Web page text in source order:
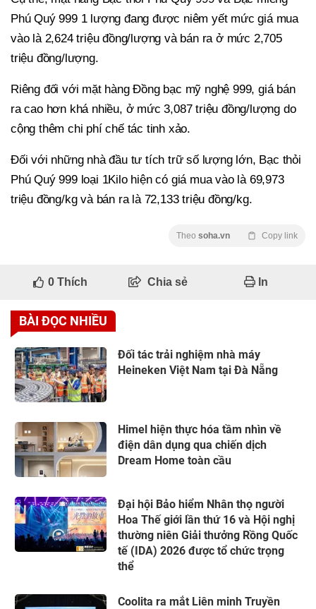
Phú Quý 999 1 lượng đang được niêm yết mức giá mua
vào là 2,624 triệu đồng/lượng và bán ra ở mức 2,705
triệu đồng/lượng.
Riêng đối với mặt hàng Đồng bạc mỹ nghệ 999, giá bán
ra cao hơn khá nhiều, ở mức 3,087 triệu đồng/lượng do
cộng thêm chi phí chế tác tinh xảo.
Đối với những nhà đầu tư tích trữ số lượng lớn, Bạc thỏi
Phú Quý 999 loại 1Kilo hiện có giá mua vào là 69,973
triệu đồng/kg và bán ra là 72,133 triệu đồng/kg.
Theo soha.vn Copy link
0Thích Chia sẻ In
BÀI ĐỌC NHIỀU
Đối tác trải nghiệm nhà máy
Heineken Việt Nam tại Đà Nẵng
Himel hiện thực hóa tầm nhìn về
điện dân dụng qua chiến dịch
Dream Home toàn cầu
Đại hội Bảo hiểm Nhân thọ người
Hoa Thế giới lần thứ 16 và Hội nghị
thường niên Giải thưởng Rồng Quốc
tế (IDA) 2026 được tổ chức trọng
thể
Coolita ra mắt Liên minh Truyền